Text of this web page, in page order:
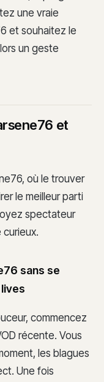
une vraie
et souhaitez le
un geste
et
où le trouver
le meilleur parti
spectateur
curieux.
sans se
commencez
récente. Vous
les blagues
Une fois